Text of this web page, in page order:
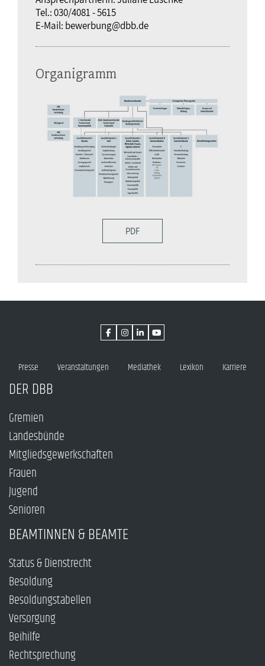
Tel.: 030/4081 - 5615
E-Mail: bewerbung@dbb.de
Organigramm
PDF
Presse Veranstaltungen Mediathek Lexikon Karriere
DER DBB
Gremien
Landesbünde
Mitgliedsgewerkschaften
Frauen
Jugend
Senioren
BEAMTINNEN & BEAMTE
Status & Dienstrecht
Besoldung
Besoldungstabellen
Versorgung
Beihilfe
Rechtsprechung